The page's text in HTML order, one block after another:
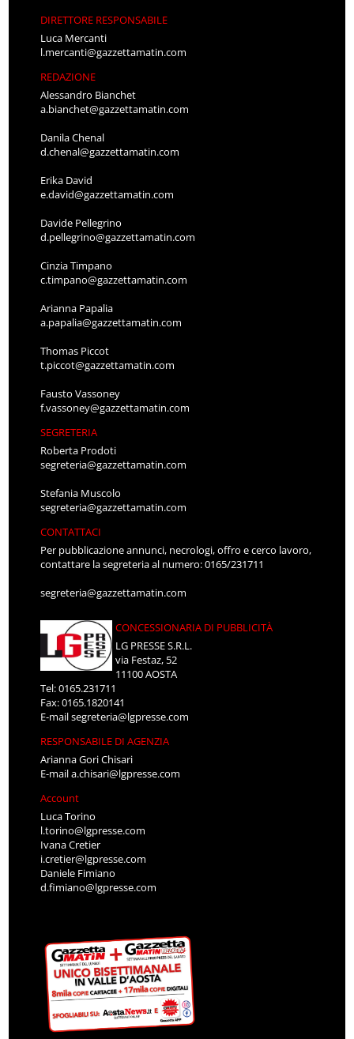
DIRETTORE RESPONSABILE
Luca Mercanti
l.mercanti@gazzettamatin.com
REDAZIONE
Alessandro Bianchet
a.bianchet@gazzettamatin.com
Danila Chenal
d.chenal@gazzettamatin.com
Erika David
e.david@gazzettamatin.com
Davide Pellegrino
d.pellegrino@gazzettamatin.com
Cinzia Timpano
c.timpano@gazzettamatin.com
Arianna Papalia
a.papalia@gazzettamatin.com
Thomas Piccot
t.piccot@gazzettamatin.com
Fausto Vassoney
f.vassoney@gazzettamatin.com
SEGRETERIA
Roberta Prodoti
segreteria@gazzettamatin.com
Stefania Muscolo
segreteria@gazzettamatin.com
CONTATTACI
Per pubblicazione annunci, necrologi, offro e cerco lavoro,
contattare la segreteria al numero: 0165/231711
segreteria@gazzettamatin.com
CONCESSIONARIA DI PUBBLICITÀ
LG PRESSE S.R.L.
via Festaz, 52
11100 AOSTA
Tel: 0165.231711
Fax: 0165.1820141
E-mailsegreteria@lgpresse.com
RESPONSABILE DI AGENZIA
Arianna Gori Chisari
E-maila.chisari@lgpresse.com
Account
Luca Torino
l.torino@lgpresse.com
Ivana Cretier
i.cretier@lgpresse.com
Daniele Fimiano
d.fimiano@lgpresse.com